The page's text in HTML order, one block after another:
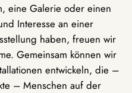
eine Galerie oder einen
Interesse an einer
haben, freuen wir
Gemeinsam können wir
entwickeln, die –
– Menschen auf der